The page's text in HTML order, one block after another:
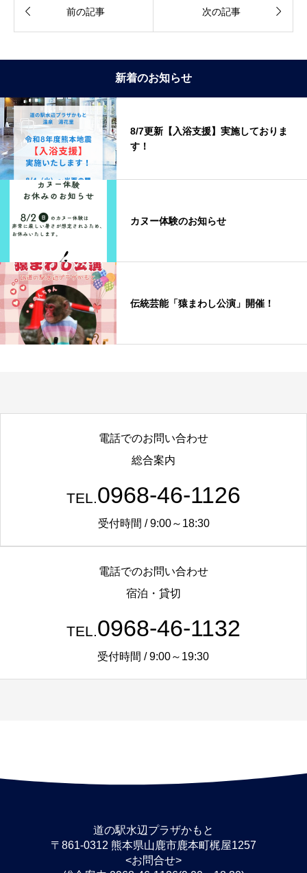
 前の記事 次の記事 
新着のお知らせ
8/7更新【入浴支援】実施しておりま
す！
カヌー体験のお知らせ
伝統芸能「猿まわし公演」開催！
電話でのお問い合わせ
総合案内
TEL.0968-46-1126
受付時間 / 9:00～18:30
電話でのお問い合わせ
宿泊・貸切
TEL.0968-46-1132
受付時間 / 9:00～19:30
道の駅水辺プラザかもと
〒861-0312 熊本県山鹿市鹿本町梶屋1257
<お問合せ>